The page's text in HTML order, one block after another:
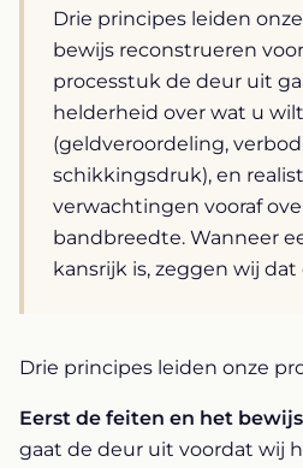
Drie principes leiden
bewijs reconstrueren
processtuk de deur uit
helderheid over wat u
(geldveroordeling,
schikkingsdruk), en
verwachtingen vooraf
bandbreedte. Wanneer
kansrijk is, zeggen wij
Drie principes leiden onze
Eerst de feiten en het bewijs
gaat de deur uit voordat wij